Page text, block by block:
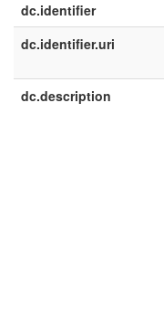
dc.identifier
dc.identifier.uri
dc.description